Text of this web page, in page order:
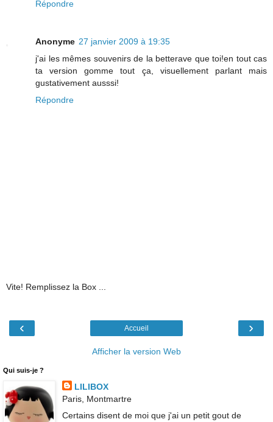
Répondre
Anonyme 27 janvier 2009 à 19:35
j'ai les mêmes souvenirs de la betterave que toi!en tout cas
ta version gomme tout ça, visuellement parlant mais
gustativement ausssi!
Répondre
Vite! Remplissez la Box ...
‹ ›
Accueil
Afficher la version Web
Qui suis-je ?
LILIBOX
Paris, Montmartre
Certains disent de moi que j'ai un petit gout de